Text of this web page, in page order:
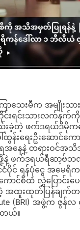
ကြာသေးမီက အမျိုး
တိုင်းရင်းသားလက်နက်
စည်းခဲ့တဲ့ ဖက်ဒရယ်ဒီမိုက
ထွန်းရေးဦးဆောင်ကေ
အနေနဲ့ တရားဝင်အ
ဖက်ဒရယ်ရီဆာ့ဗ်ဘ
ငံပိုင် ရန်ပုံငွေ အမေရိ
င်စီထံ လွှဲပြောင်းပေ
အထူးထုတ်ပြန်ချက်တ
(BRI) အဖွဲ့က ဇွန်
ယ်။